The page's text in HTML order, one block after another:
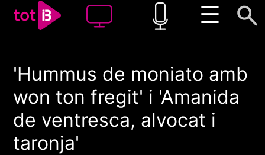
☰
00:00 00:00
1x
'Hummus de moniato amb
won ton fregit' i 'Amanida
de ventresca, alvocat i
taronja'